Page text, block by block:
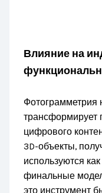
Влияние на
Фотограмметрия
трансформирует
цифрового
3D-объекты,
используются
финальные
это инструмент